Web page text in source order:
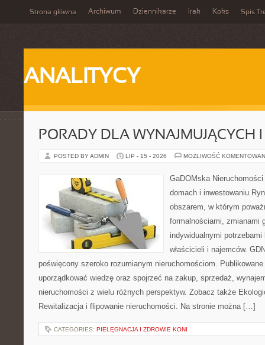
Strona główna Archiwum Dziennikarze Irak Koks Spis
ANALITYCY
PORADY DLA WYNAJMUJĄCYCH
POSTED BY ADMIN LIP - 15 - 2026 MOŻLIWOŚĆ
GaDOMska
domach i inwestowaniu
obszarem, w którym
formalnościami, zmianami
indywidualnymi
właścicieli i najemców.
poświęcony szeroko rozumianym nieruchomościom. Publikowane
uporządkować wiedzę oraz spojrzeć na zakup, sprzedaż,
nieruchomości z wielu różnych perspektyw. Zobacz także
Rewitalizacja i flipowanie nieruchomości. Na stronie można […]
CATEGORIES: PIELĘGNACJA I ZDROWIE KONI